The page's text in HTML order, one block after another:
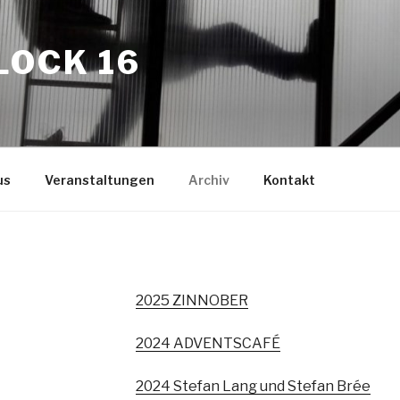
16
Veranstaltungen Archiv Kontakt
2025 ZINNOBER
2024 ADVENTSCAFÉ
2024 Stefan Lang und Stefan Brée